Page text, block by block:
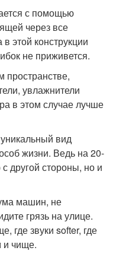
с помощью
через все
этой конструкции
не приживется.
увлажнители
в этом случае лучше
вид
жизни. Ведь на 20-
другой стороны, но и
машин, не
грязь на улице.
где звуки softer, где
и чище.